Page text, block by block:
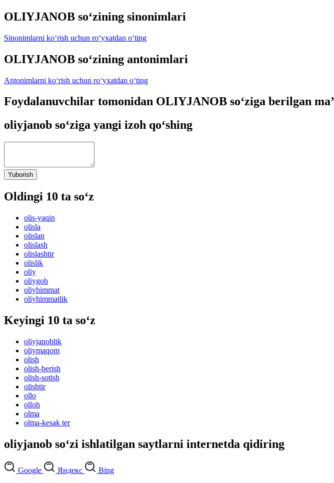
OLIYJANOB so‘zining sinonimlari
Sinonimlarni ko‘rish uchun ro‘yxatdan o‘ting
OLIYJANOB so‘zining antonimlari
Antonimlarni ko‘rish uchun ro‘yxatdan o‘ting
Foydalanuvchilar tomonidan OLIYJANOB so‘ziga berilgan
oliyjanob so‘ziga yangi izoh qo‘shing
Yuborish
Oldingi 10 ta so‘z
olis-yaqin
olisla
olislan
olislash
olislashtir
olislik
oliy
oliygoh
oliyhimmat
oliyhimmatlik
Keyingi 10 ta so‘z
oliyjanoblik
oliymaqom
olish
olish-berish
olish-sotish
olishtir
ollo
olloh
olma
olma-kesak ter
oliyjanob so‘zi ishlatilgan saytlarni internetda qidiring
Google Яндекс Bing